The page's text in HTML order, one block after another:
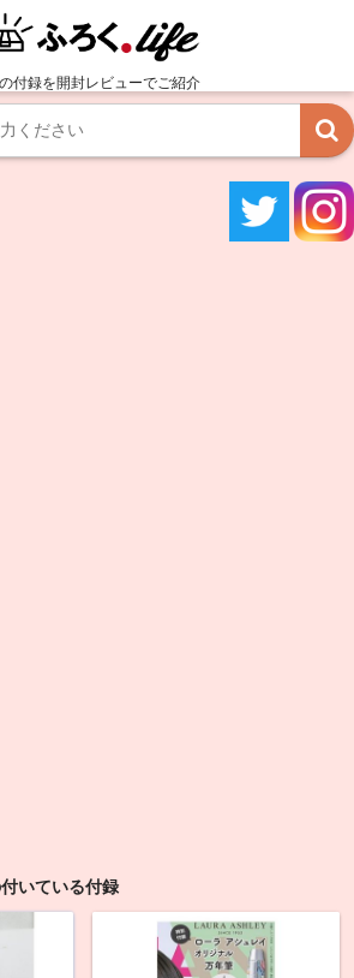
付録を開封レビューでご紹介
いている付録